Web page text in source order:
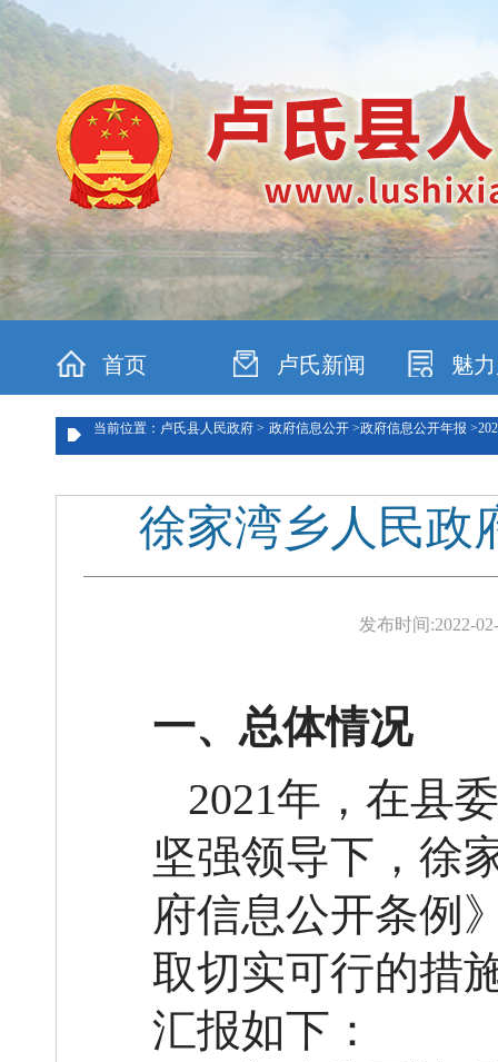
首页 卢氏新闻 魅
当前位置：卢氏县人民政府 > 政府信息公开 >政府信息公开年报 >
徐家湾乡人民政
发布时间:2022-
一、总体情况
2021年，在县
坚强领导下，徐
府信息公开条例
取切实可行的措
汇报如下：